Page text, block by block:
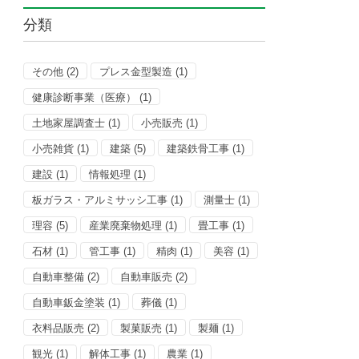
分類
その他 (2) プレス金型製造 (1)
健康診断事業（医療） (1)
土地家屋調査士 (1) 小売販売 (1)
小売雑貨 (1) 建築 (5) 建築鉄骨工事 (1)
建設 (1) 情報処理 (1)
板ガラス・アルミサッシ工事 (1) 測量士 (1)
理容 (5) 産業廃棄物処理 (1) 畳工事 (1)
石材 (1) 管工事 (1) 精肉 (1) 美容 (1)
自動車整備 (2) 自動車販売 (2)
自動車鈑金塗装 (1) 葬儀 (1)
衣料品販売 (2) 製菓販売 (1) 製麺 (1)
観光 (1) 解体工事 (1) 農業 (1)